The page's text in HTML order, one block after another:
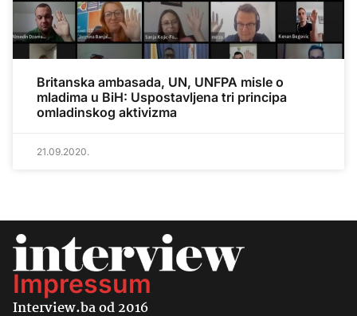
Britanska ambasada, UN, UNFPA misle o
mladima u BiH: Uspostavljena tri principa
omladinskog aktivizma
21.09.2020.
Impressum
Interview.ba od 2016